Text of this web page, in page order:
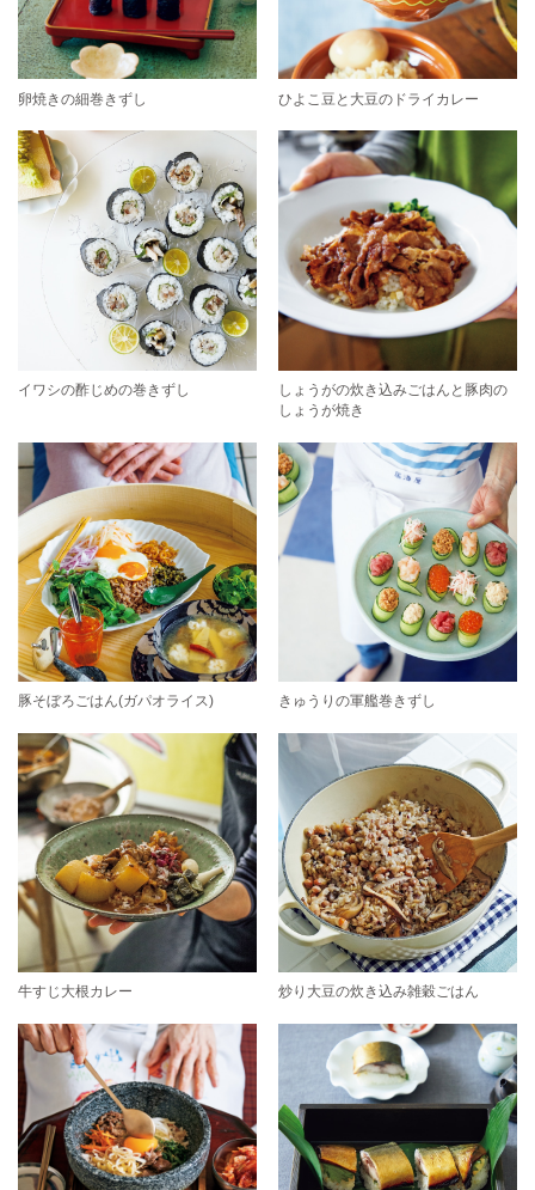
卵焼きの細巻きずし ひよこ豆と大豆のドライカレー
イワシの酢じめの巻きずし
しょうがの炊き込みごはんと豚肉の
しょうが焼き
豚そぼろごはん(ガパオライス) きゅうりの軍艦巻きずし
牛すじ大根カレー 炒り大豆の炊き込み雑穀ごはん